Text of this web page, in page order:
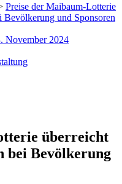
Preise der Maibaum-Lotterie
Bevölkerung und Sponsoren
November 2024
überreicht
bei Bevölkerung